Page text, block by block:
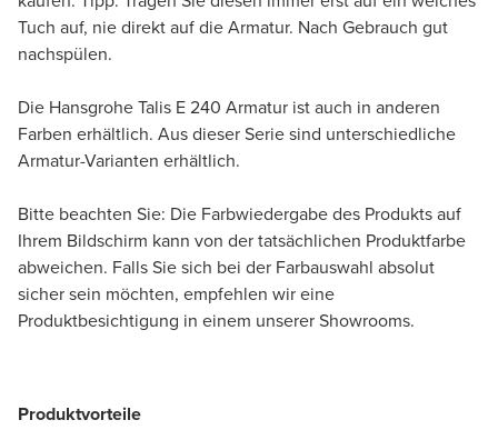
Tuch auf, nie direkt auf die Armatur. Nach Gebrauch gut
nachspülen.
Die Hansgrohe Talis E 240 Armatur ist auch in anderen
Farben erhältlich. Aus dieser Serie sind unterschiedliche
Armatur-Varianten erhältlich.
Bitte beachten Sie: Die Farbwiedergabe des Produkts auf
Ihrem Bildschirm kann von der tatsächlichen Produktfarbe
abweichen. Falls Sie sich bei der Farbauswahl absolut
sicher sein möchten, empfehlen wir eine
Produktbesichtigung in einem unserer Showrooms.
Produktvorteile